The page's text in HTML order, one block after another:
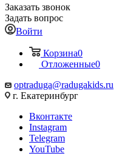
Заказать звонок
Задать вопрос
Войти
Корзина0
Отложенные0
optraduga@radugakids.ru
г. Екатеринбург
Вконтакте
Instagram
Telegram
YouTube